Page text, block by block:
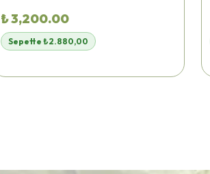
₺ 3,200.00
Sepette ₺2.880,00